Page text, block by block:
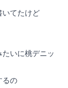
いてたけど
いに桃デニッ
るの